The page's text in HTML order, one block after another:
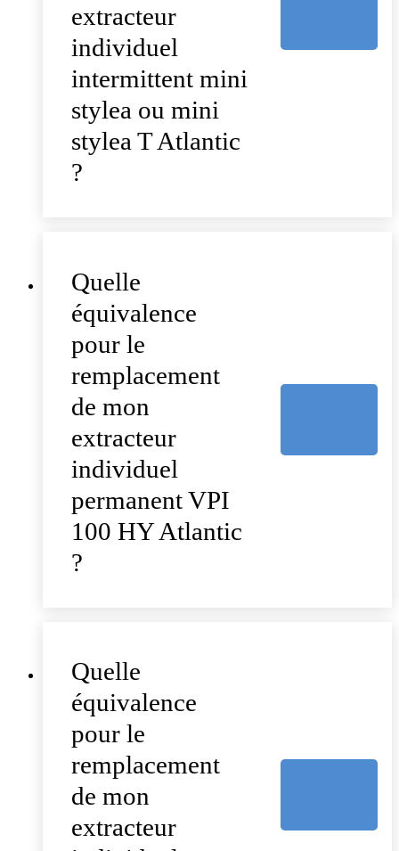
extracteur
individuel
intermittent mini
stylea ou mini
stylea T Atlantic
?
Quelle
équivalence
pour le
remplacement
de mon
extracteur
individuel
permanent VPI
100 HY Atlantic
?
Quelle
équivalence
pour le
remplacement
de mon
extracteur